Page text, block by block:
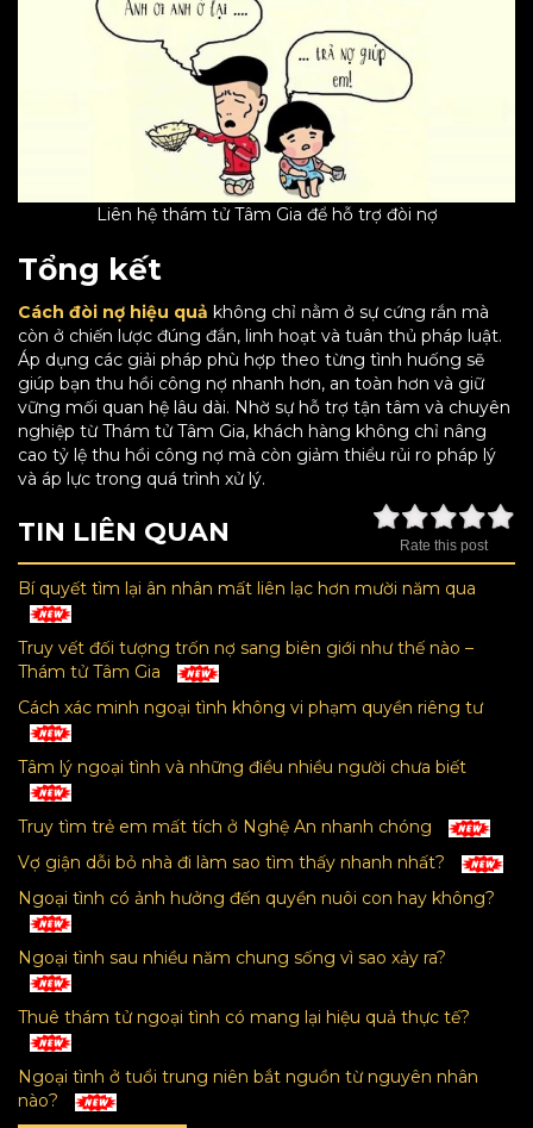
Liên hệ thám tử Tâm Gia để hỗ trợ đòi nợ
Tổng kết
Cách đòi nợ hiệu quả không chỉ nằm ở sự cứng rắn mà
còn ở chiến lược đúng đắn, linh hoạt và tuân thủ pháp luật.
Áp dụng các giải pháp phù hợp theo từng tình huống sẽ
giúp bạn thu hồi công nợ nhanh hơn, an toàn hơn và giữ
vững mối quan hệ lâu dài. Nhờ sự hỗ trợ tận tâm và chuyên
nghiệp từ Thám tử Tâm Gia, khách hàng không chỉ nâng
cao tỷ lệ thu hồi công nợ mà còn giảm thiểu rủi ro pháp lý
và áp lực trong quá trình xử lý.
Rate this post
TIN LIÊN QUAN
Bí quyết tìm lại ân nhân mất liên lạc hơn mười năm qua
Truy vết đối tượng trốn nợ sang biên giới như thế nào –
Thám tử Tâm Gia
Cách xác minh ngoại tình không vi phạm quyền riêng tư
Tâm lý ngoại tình và những điều nhiều người chưa biết
Truy tìm trẻ em mất tích ở Nghệ An nhanh chóng
Vợ giận dỗi bỏ nhà đi làm sao tìm thấy nhanh nhất?
Ngoại tình có ảnh hưởng đến quyền nuôi con hay không?
Ngoại tình sau nhiều năm chung sống vì sao xảy ra?
Thuê thám tử ngoại tình có mang lại hiệu quả thực tế?
Ngoại tình ở tuổi trung niên bắt nguồn từ nguyên nhân
nào?